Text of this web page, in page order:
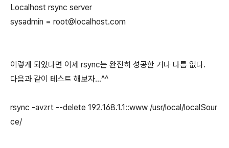
Localhost rsync server
sysadmin = root@localhost.com
이렇게 되었다면 이제 rsync는 완전히 성공한 거나 다름 없다.
다음과 같이 테스트 해보자...^^
rsync -avzrt --delete 192.168.1.1::www /usr/local/localSour
ce/